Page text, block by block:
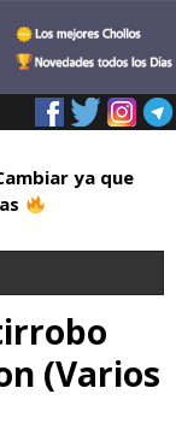
ya que
(Varios